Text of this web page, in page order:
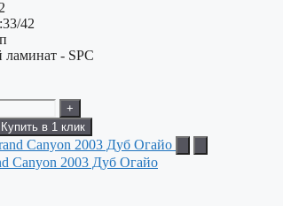
33/42
- SPC
+
Купить в 1 клик
Canyon 2003 Дуб Огайо